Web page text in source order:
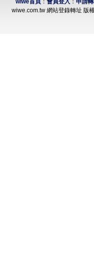
wiwe首頁 ： 會員登入 ： 申請
wiwe.com.tw 網站登錄轉址 版